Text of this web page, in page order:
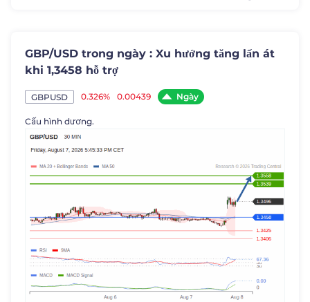
GBP/USD trong ngày : Xu hướng tăng lấn át
khi 1,3458 hỗ trợ
GBPUSD 0.326% 0.00439 Ngày
Cấu hình dương.